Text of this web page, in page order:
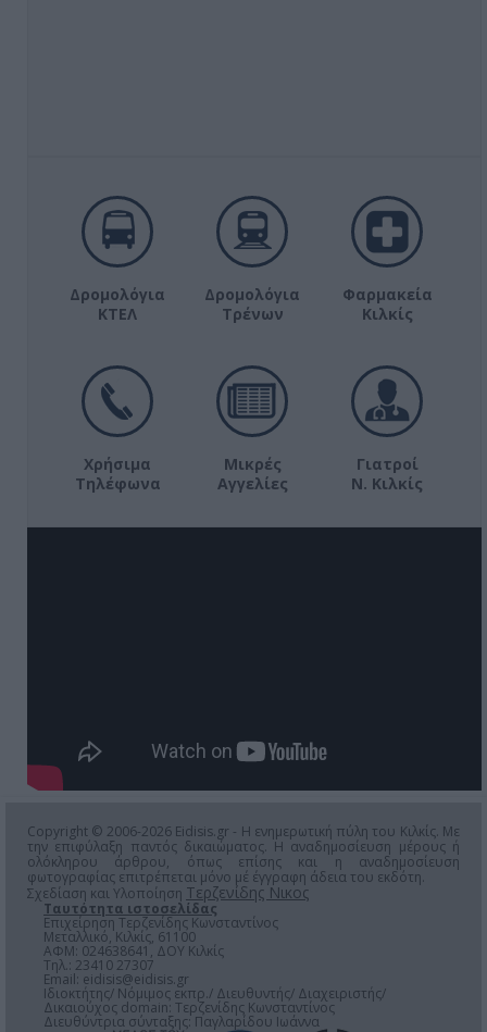
Δρομολόγια
ΚΤΕΛ
Δρομολόγια
Τρένων
Φαρμακεία
Κιλκίς
Χρήσιμα
Τηλέφωνα
Μικρές
Αγγελίες
Γιατροί
Ν. Κιλκίς
Copyright © 2006-2026 Eidisis.gr - Η ενημερωτική πύλη του Κιλκίς. Με
την επιφύλαξη παντός δικαιώματος. Η αναδημοσίευση μέρους ή
ολόκληρου άρθρου, όπως επίσης και η αναδημοσίευση
φωτογραφίας επιτρέπεται μόνο μέ έγγραφη άδεια του εκδότη.
Σχεδίαση και Υλοποίηση Τερζενίδης Νικος
Ταυτότητα ιστοσελίδας
Επιχείρηση Τερζενίδης Κωνσταντίνος
Μεταλλικό, Κιλκίς, 61100
ΑΦΜ: 024638641, ΔΟΥ Κιλκίς
Τηλ.: 23410 27307
Email: eidisis@eidisis.gr
Ιδιοκτήτης/ Νόμιμος εκπρ./ Διευθυντής/ Διαχειριστής/
Δικαιούχος domain: Τερζενίδης Κωνσταντίνος
Διευθύντρια σύνταξης: Παγλαρίδου Ιωάννα